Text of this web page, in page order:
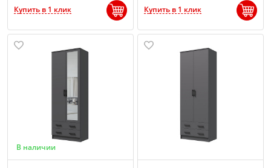
Купить в 1 клик Купить в 1 клик
В наличии